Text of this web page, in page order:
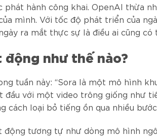
phát hành công khai. OpenAI thừa
mình. Với tốc độ phát triển của
ra mắt thực sự là điều ai cũng có
động như thế nào?
tuần này: “Sora là một mô hình
đầu với một video trông giống như
cách loại bỏ tiếng ồn qua nhiều
động tương tự như dòng mô hình